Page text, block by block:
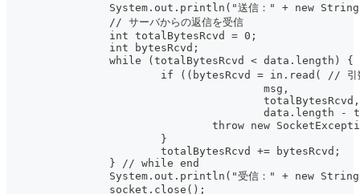
System.out.println("送信：" + new
		// サーバからの返信を受信
		int totalBytesRcvd = 0;
		int bytesRcvd;
while (totalBytesRcvd < data.length) {
if ((bytesRcvd = in.read( // 引
					msg,
					totalBytesRcvd,
data.length
throw new
			}
			totalBytesRcvd += bytesRcvd;
		} // while end
System.out.println("受信：" + new
		socket.close();